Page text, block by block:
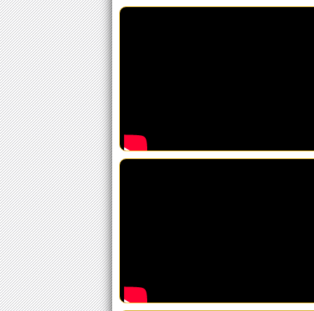
Inju
Combustible